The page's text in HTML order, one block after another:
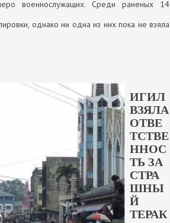
военнослужащих. Среди раненых 14
однако ни одна из них пока не взяла
ИГИЛ
ВЗЯЛА
ОТВЕ
ТСТВЕ
ННОС
ТЬ ЗА
СТРА
ШНЫ
Й
ТЕРАК